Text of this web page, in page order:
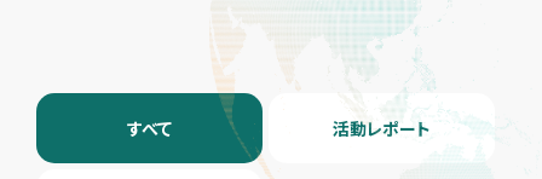
すべて 活動レポート